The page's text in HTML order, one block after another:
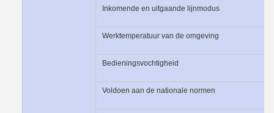
Inkomende en uitgaande lijnmodus
Werktemperatuur van de omgeving
Bedieningsvochtigheid
Voldoen aan de nationale normen